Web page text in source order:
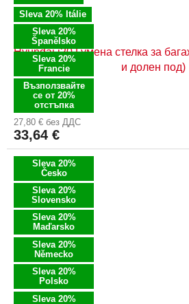
Sleva 20% Itálie
Sleva 20%
Španělsko
Sleva 20%
Francie
Възползвайте
се от 20%
отстъпка
Hyundai i20 Гумена стелка за
и долен под)
27,80 € без ДДС
33,64 €
Sleva 20%
Česko
Sleva 20%
Slovensko
Sleva 20%
Maďarsko
Sleva 20%
Německo
Sleva 20%
Polsko
Sleva 20%